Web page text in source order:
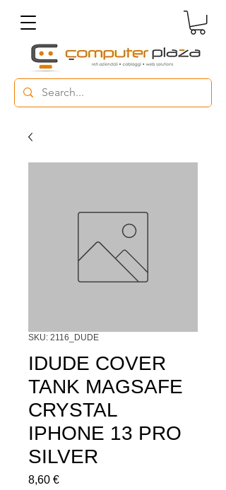
SKU: 2116_DUDE
IDUDE COVER
TANK MAGSAFE
CRYSTAL
IPHONE 13 PRO
SILVER
8,60 €Prezzo